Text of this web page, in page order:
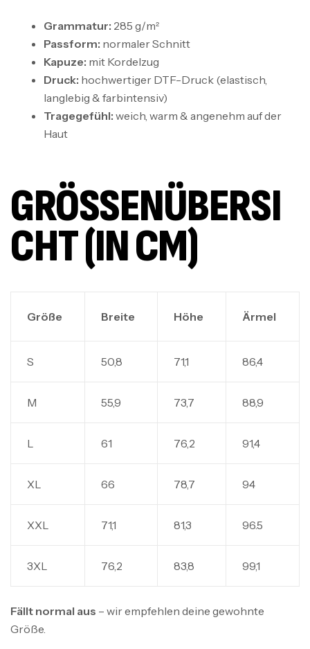
Grammatur: 285 g/m²
Passform: normaler Schnitt
Kapuze: mit Kordelzug
Druck: hochwertiger DTF-Druck (elastisch,
langlebig & farbintensiv)
Tragegefühl: weich, warm & angenehm auf der
Haut
GRÖSSENÜBERSIC
HT (IN CM)
Größe Breite Höhe Ärmel
S 50,8 71,1 86,4
M 55,9 73,7 88,9
L 61 76,2 91,4
XL 66 78,7 94
XXL 71,1 81,3 96.5
3XL 76,2 83,8 99,1
Fällt normal aus – wir empfehlen deine gewohnte
Größe.